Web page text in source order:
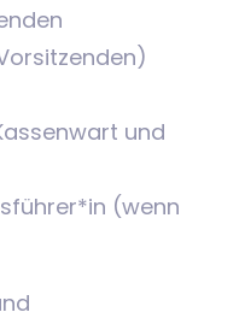
und
(wenn